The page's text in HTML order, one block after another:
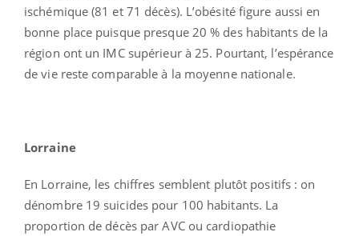
ischémique (81 et 71 décès). L’obésité figure aussi en
bonne place puisque presque 20 % des habitants de la
région ont un IMC supérieur à 25. Pourtant, l’espérance
de vie reste comparable à la moyenne nationale.
Lorraine
En Lorraine, les chiffres semblent plutôt positifs : on
dénombre 19 suicides pour 100 habitants. La
proportion de décès par AVC ou cardiopathie